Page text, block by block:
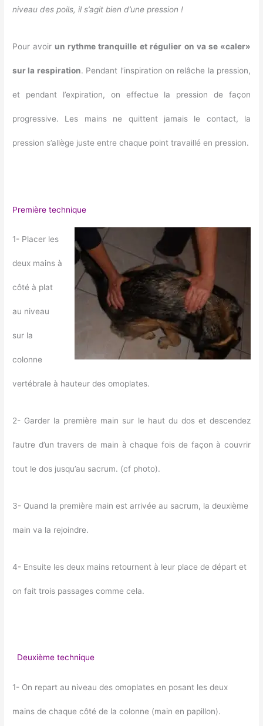
niveau des poils, il s’agit bien d’une pression !
Pour avoir un rythme tranquille et régulier on va se «caler»
sur la respiration. Pendant l’inspiration on relâche la pression,
et pendant l’expiration, on effectue la pression de façon
progressive. Les mains ne quittent jamais le contact, la
pression s’allège juste entre chaque point travaillé en pression.
Première technique
1- Placer les
deux mains à
côté à plat
au niveau
sur la
colonne
vertébrale à hauteur des omoplates.
2- Garder la première main sur le haut du dos et descendez
l’autre d’un travers de main à chaque fois de façon à couvrir
tout le dos jusqu’au sacrum. (cf photo).
3- Quand la première main est arrivée au sacrum, la deuxième
main va la rejoindre.
4- Ensuite les deux mains retournent à leur place de départ et
on fait trois passages comme cela.
Deuxième technique
1- On repart au niveau des omoplates en posant les deux
mains de chaque côté de la colonne (main en papillon).